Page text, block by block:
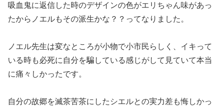
吸血鬼に返信した時のデザインの色がエリちゃん味があっ
たからノエルもその派生かな？？ってなりました。
ノエル先生は変なところが小物で小市民らしく、イキって
いる時も必死に自分を騙している感じがして見ていて本当
に痛々しかったです。
自分の故郷を滅茶苦茶にしたシエルとの実力差も悔しかっ